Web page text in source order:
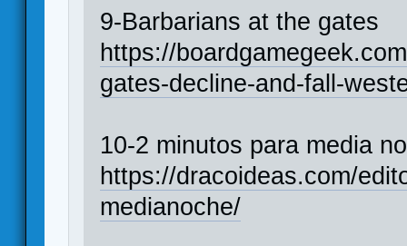
9-Barbarians at the gates
https://
gates-decline-and-fall-
10-2 minutos para media
https://dracoideas.com/
medianoche/